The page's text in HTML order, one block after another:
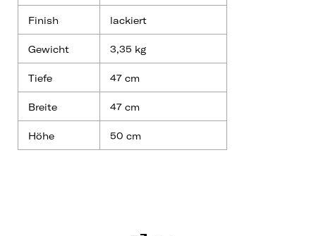
Finish lackiert
Gewicht 3,35 kg
Tiefe 47 cm
Breite 47 cm
Höhe 50 cm